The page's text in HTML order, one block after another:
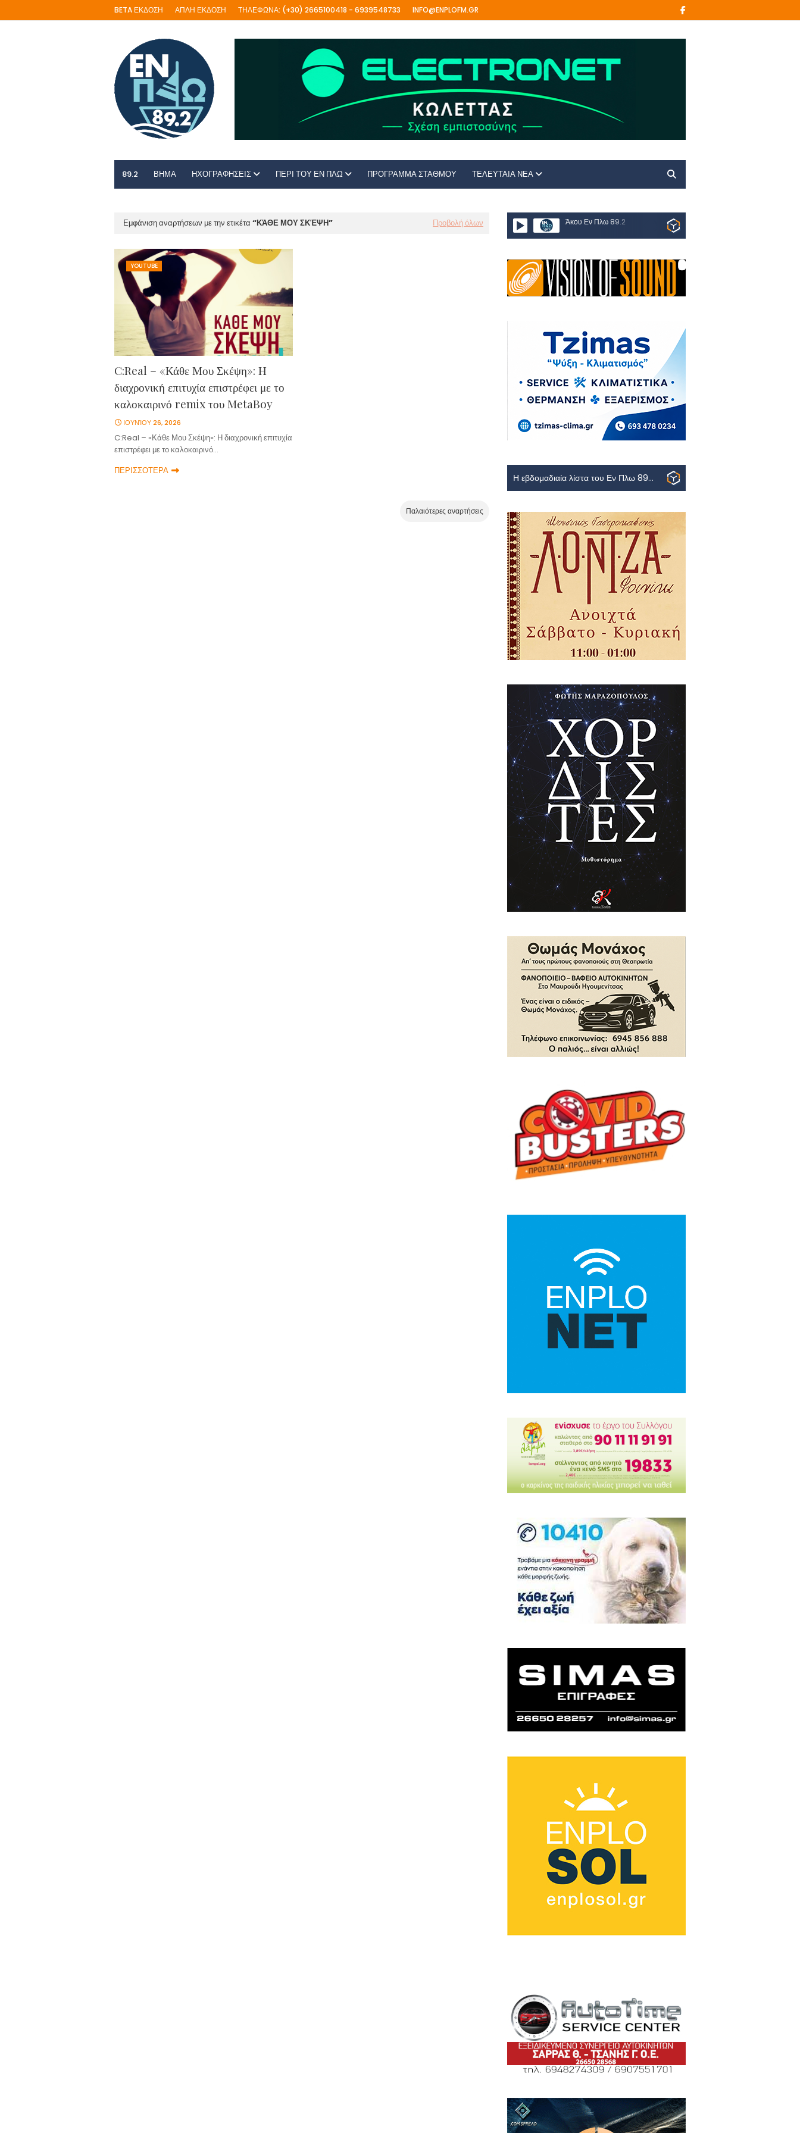
BETA ΕΚΔΟΣΗ ΑΠΛΗ ΕΚΔΟΣΗ ΤΗΛΕΦΩΝΑ: (+30) 2665100418 - 6939548733 INFO@ENPLOFM.GR
89.2 ΒΗΜΑ ΗΧΟΓΡΑΦΗΣΕΙΣ ΠΕΡΙ ΤΟΥ ΕΝ ΠΛΩ ΠΡΟΓΡΑΜΜΑ ΣΤΑΘΜΟΥ ΤΕΛΕΥΤΑΙΑ ΝΕΑ
Εμφάνιση αναρτήσεων με την ετικέτα ΚΆΘΕ ΜΟΥ ΣΚΈΨΗ Προβολή όλων
YOUTUBE
C:Real – «Κάθε Μου Σκέψη»: Η
διαχρονική επιτυχία επιστρέφει με το
καλοκαιρινό remix του MetaBoy
ΙΟΥΝΊΟΥ 26, 2026
C:Real – «Κάθε Μου Σκέψη»: Η διαχρονική επιτυχία
επιστρέφει με το καλοκαιρινό…
ΠΕΡΙΣΣΟΤΕΡΑ
Παλαιότερες αναρτήσεις
Άκου Εν Πλω 89.2
Η εβδομαδιαία λίστα του Εν Πλω 89.2